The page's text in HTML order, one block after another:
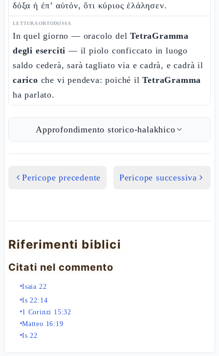
δόξα ἡ ἐπ’ αὐτόν, ὅτι κύριος ἐλάλησεν.
LETTURA ORTODOSSA
In quel giorno — oracolo delTetraGramma
degli eserciti — il piolo conficcato in luogo
saldo cederà, sarà tagliato via e cadrà, e cadrà il
carico che vi pendeva: poiché ilTetraGramma
ha parlato.
Approfondimento storico-halakhico
Pericope precedente Pericope successiva
Riferimenti biblici
Citati nel commento
Isaia 22
Is 22:14
1 Corinzi 15:32
Matteo 16:19
Is 22